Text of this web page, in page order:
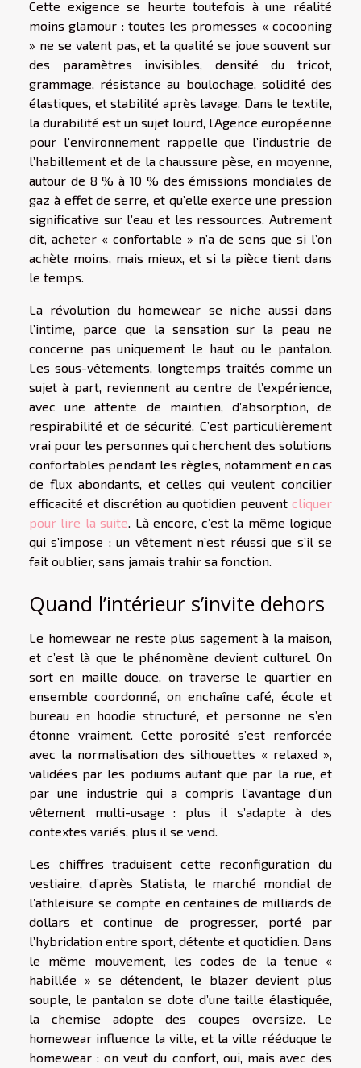
Cette exigence se heurte toutefois à une réalité
moins glamour : toutes les promesses « cocooning
» ne se valent pas, et la qualité se joue souvent sur
des paramètres invisibles, densité du tricot,
grammage, résistance au boulochage, solidité des
élastiques, et stabilité après lavage. Dans le textile,
la durabilité est un sujet lourd, l’Agence européenne
pour l’environnement rappelle que l’industrie de
l’habillement et de la chaussure pèse, en moyenne,
autour de 8 % à 10 % des émissions mondiales de
gaz à effet de serre, et qu’elle exerce une pression
significative sur l’eau et les ressources. Autrement
dit, acheter « confortable » n’a de sens que si l’on
achète moins, mais mieux, et si la pièce tient dans
le temps.
La révolution du homewear se niche aussi dans
l’intime, parce que la sensation sur la peau ne
concerne pas uniquement le haut ou le pantalon.
Les sous-vêtements, longtemps traités comme un
sujet à part, reviennent au centre de l’expérience,
avec une attente de maintien, d’absorption, de
respirabilité et de sécurité. C’est particulièrement
vrai pour les personnes qui cherchent des solutions
confortables pendant les règles, notamment en cas
de flux abondants, et celles qui veulent concilier
efficacité et discrétion au quotidien peuvent cliquer
pour lire la suite. Là encore, c’est la même logique
qui s’impose : un vêtement n’est réussi que s’il se
fait oublier, sans jamais trahir sa fonction.
Quand l’intérieur s’invite dehors
Le homewear ne reste plus sagement à la maison,
et c’est là que le phénomène devient culturel. On
sort en maille douce, on traverse le quartier en
ensemble coordonné, on enchaîne café, école et
bureau en hoodie structuré, et personne ne s’en
étonne vraiment. Cette porosité s’est renforcée
avec la normalisation des silhouettes « relaxed »,
validées par les podiums autant que par la rue, et
par une industrie qui a compris l’avantage d’un
vêtement multi-usage : plus il s’adapte à des
contextes variés, plus il se vend.
Les chiffres traduisent cette reconfiguration du
vestiaire, d’après Statista, le marché mondial de
l’athleisure se compte en centaines de milliards de
dollars et continue de progresser, porté par
l’hybridation entre sport, détente et quotidien. Dans
le même mouvement, les codes de la tenue «
habillée » se détendent, le blazer devient plus
souple, le pantalon se dote d’une taille élastiquée,
la chemise adopte des coupes oversize. Le
homewear influence la ville, et la ville rééduque le
homewear : on veut du confort, oui, mais avec des